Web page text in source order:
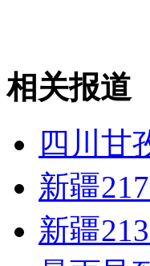
安徽一实载49人客
相关报道
四川甘
新疆
新疆